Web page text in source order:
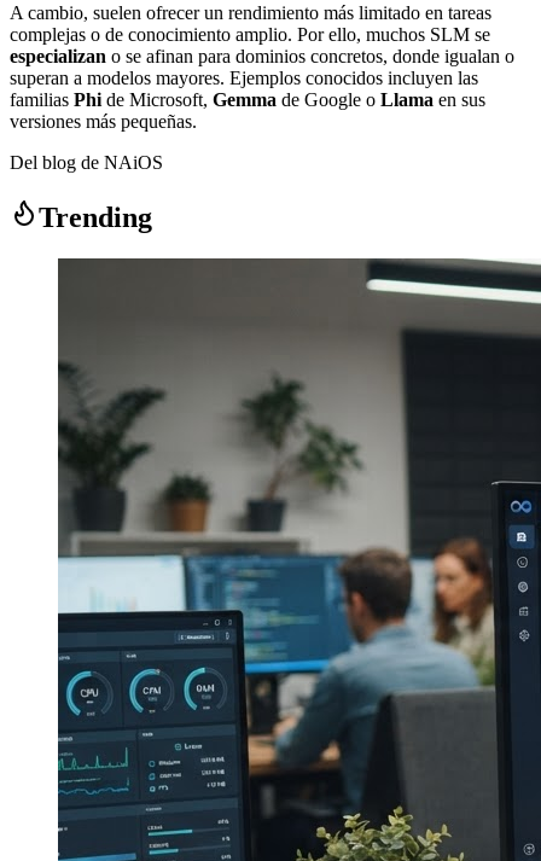
A cambio, suelen ofrecer un rendimiento más limitado en tareas
complejas o de conocimiento amplio. Por ello, muchos SLM se
especializan o se afinan para dominios concretos, donde igualan o
superan a modelos mayores. Ejemplos conocidos incluyen las
familias Phi de Microsoft, Gemma de Google o Llama en sus
versiones más pequeñas.
Del blog de NAiOS
Trending